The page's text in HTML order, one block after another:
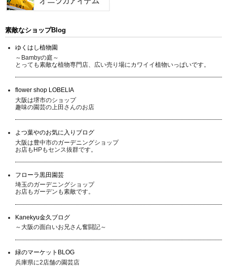
素敵なショップBlog
ゆくはし植物園
～Bambyの庭～
とっても素敵な植物専門店、広い売り場にカワイイ植物いっぱいです。
flower shop LOBELIA
大阪は堺市のショップ
趣味の園芸の上田さんのお店
よつ葉やのお気に入りブログ
大阪は豊中市のガーデニングショップ
お店もHPもセンス抜群です。
フローラ黒田園芸
埼玉のガーデニングショップ
お店もガーデンも素敵です。
Kanekyu金久ブログ
～大阪の面白いお兄さん奮闘記～
緑のマーケットBLOG
兵庫県に2店舗の園芸店